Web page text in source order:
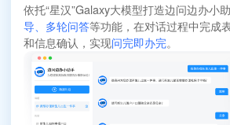
依托“星汉”Galaxy大模型打造边问边办小
导、多轮问答等功能，在对话过程中完成
和信息确认，实现问完即办完。